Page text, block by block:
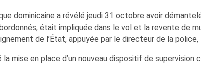
dominicaine a révélé jeudi 31 octobre avoir
était impliquée dans le vol et la revente de
de l’État, appuyée par le directeur de la police,
mise en place d’un nouveau dispositif de